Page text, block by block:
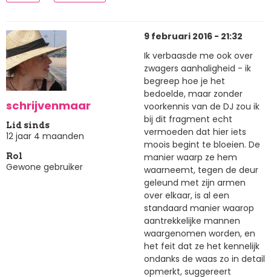
schrijvenmaar
Lid sinds
12 jaar 4 maanden
Rol
Gewone gebruiker
9 februari 2016 - 21:32
Ik verbaasde me ook over
zwagers aanhaligheid - ik
begreep hoe je het
bedoelde, maar zonder
voorkennis van de DJ zou ik
bij dit fragment echt
vermoeden dat hier iets
moois begint te bloeien. De
manier waarp ze hem
waarneemt, tegen de deur
geleund met zijn armen
over elkaar, is al een
standaard manier waarop
aantrekkelijke mannen
waargenomen worden, en
het feit dat ze het kennelijk
ondanks de waas zo in detail
opmerkt, suggereert